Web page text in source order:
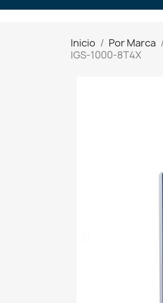
Inicio Por Marca
IGS-1000-8T4X